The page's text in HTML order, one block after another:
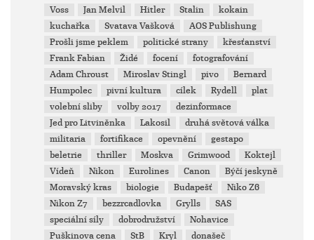
Voss
Jan Melvil Hitler Stalin
kokain
kuchařka
Svatava Vašková
AOS Publishung
Prošli jsme peklem
politické strany
křesťanství
Frank Fabian
Židé focení
fotografování
Adam Chroust
Miroslav Stingl pivo
Bernard
Humpolec
pivní kultura cílek Rydell
plat
volební sliby
volby 2017
dezinformace
Jed pro Litviněnka
Lakosil
druhá světová válka
militaria
fortifikace opevnění
gestapo
beletrie
thriller Moskva Grimwood
Koktejl
Vídeň
Nikon Eurolines Canon
Býčí jeskyně
Moravský kras
biologie Budapešť
Niko Z6
Nikon Z7
bezzrcadlovka Grylls
SAS
speciální síly
dobrodružství
Nohavice
Puškinova cena
StB Kryl donašeč